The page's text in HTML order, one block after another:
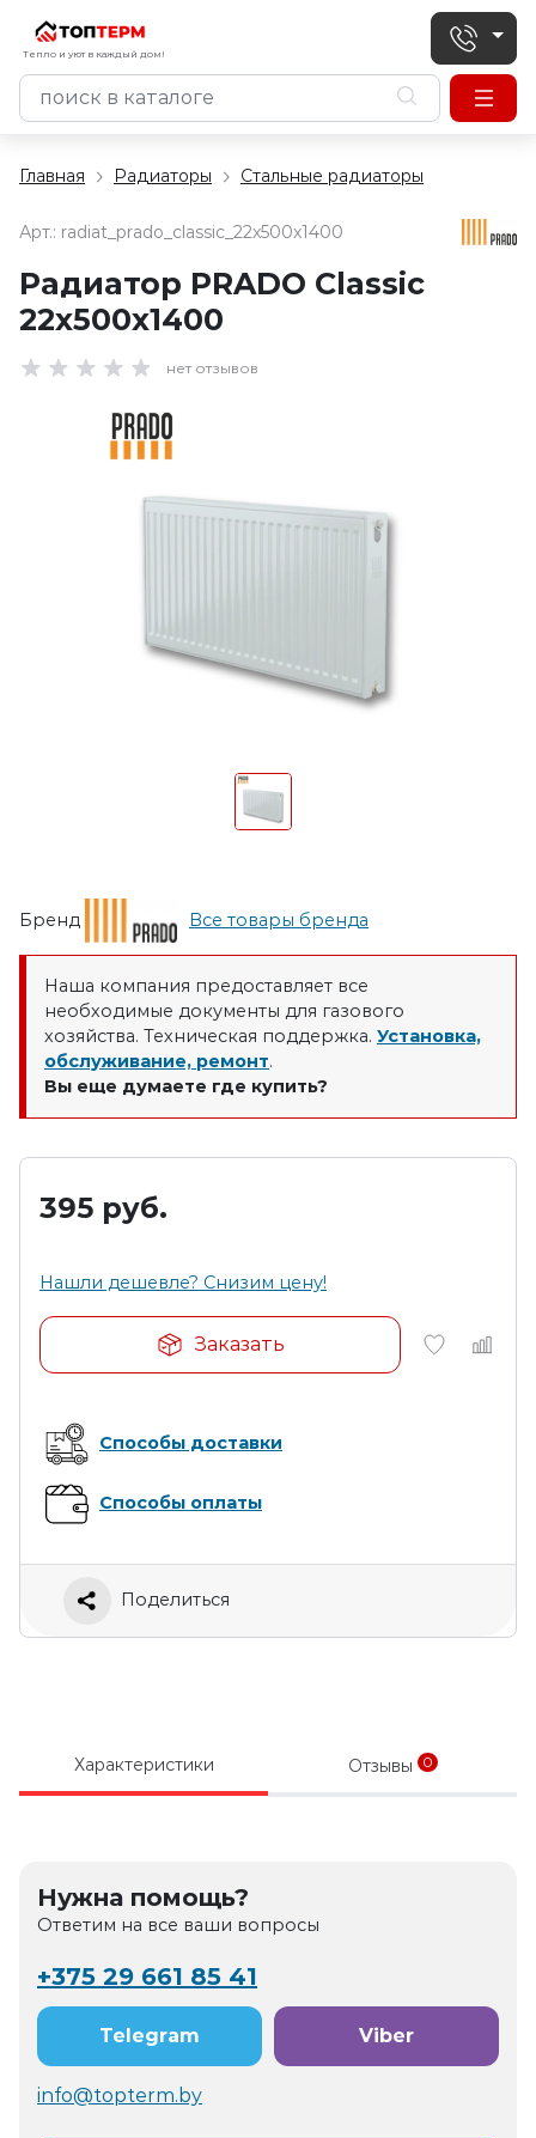
Тепло и уют в каждый дом!
Главная Радиаторы Стальные радиаторы
Арт.: radiat_prado_classic_22x500x1400
Радиатор PRADO Classic
22х500х1400
нет отзывов
Бренд Все товары бренда
Наша компания предоставляет все
необходимые документы для газового
хозяйства. Техническая поддержка. Установка,
обслуживание, ремонт.
Вы еще думаете где купить?
395 руб.
Нашли дешевле? Снизим цену!
Заказать
Способы доставки
Способы оплаты
Поделиться
Характеристики Отзывы 0
Нужна помощь?
Ответим на все ваши вопросы
+375 29 661 85 41
Telegram Viber
info@topterm.by